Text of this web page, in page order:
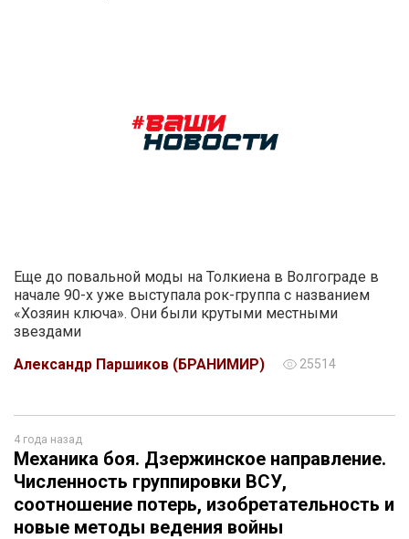
Еще до повальной моды на Толкиена в Волгограде в
начале 90-х уже выступала рок-группа с названием
«Хозяин ключа». Они были крутыми местными
звездами
Александр Паршиков (БРАНИМИР)
25514
4 года назад
Механика боя. Дзержинское направление.
Численность группировки ВСУ,
соотношение потерь, изобретательность и
новые методы ведения войны